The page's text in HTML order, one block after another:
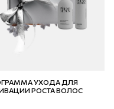
УХОДА ДЛЯ
РОСТА ВОЛОС